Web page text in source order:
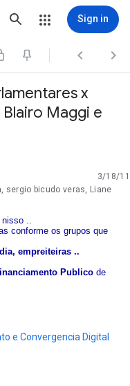
Sign in
 
x
Maggi e
3/18/11
sergio bicudo veras, Liane
nisso ..
conforme os grupos que
empreiteiras ..
Publico de
e Convergencia Digital